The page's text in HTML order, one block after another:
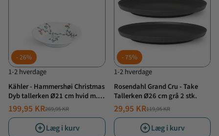
26%
1-2 hverdage
Kähler - Hammershøi Christmas
Dyb tallerken Ø21 cm hvid m.
deko
NORMALPRIS269,95 KR
TILBUDSPRIS
199,95 KR
Læg i kurv
75%
1-2 hverdage
Rosendahl Grand Cru - Take
Tallerken Ø26 cm grå 2 stk.
NORMALPRIS
119,95 KR
TILBUDSPRIS
29,95 KR
Læg i kurv